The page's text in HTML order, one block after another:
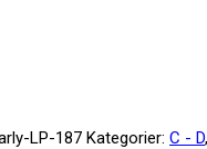
LP-187 Kategorier: C - D